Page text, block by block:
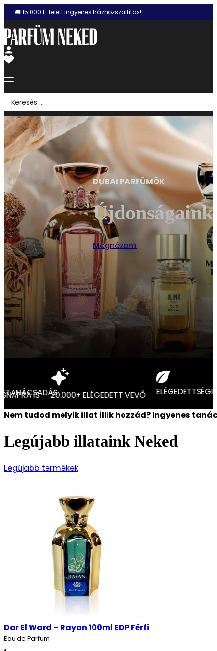
🚚 15.000 Ft felett ingyenes házhozszállítás!
Search
...
DUBAI PARFÜMÖK
Újdonságaink
Megnézem
EGYEDI ILLATTANÁCSADÁS
AKÁR MÁSNAPRA IS 20.000+ ELÉGEDETT VEVŐ
Nem tudod melyik illat illik hozzád? Ingyenes
Legújabb illataink Neked
Legújabb termékek
Dar El Ward – Rayan 100ml EDP Férfi
Eau de Parfum